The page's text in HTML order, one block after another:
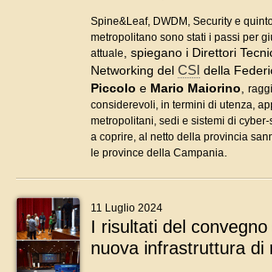
Spine&Leaf, DWDM, Security e
metropolitano sono stati i passi per
attuale, spiegano i Direttori
Networking del CSI della
Piccolo eMario Maiorino,
considerevoli, in termini di utenza,
metropolitani, sedi e sistemi di cyber-
a coprire, al netto della provincia
le province della Campania.
11 Luglio 2024
I risultati del
nuova infrastruttura di